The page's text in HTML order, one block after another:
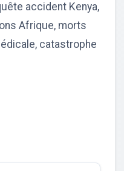
accident Kenya,
Afrique, morts
catastrophe